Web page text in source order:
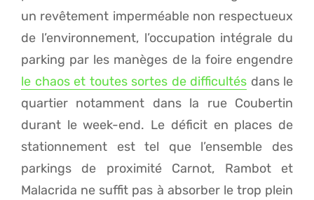
un revêtement imperméable non respectueux
de l’environnement, l’occupation intégrale du
parking par les manèges de la foire engendre
le chaos et toutes sortes de difficultés dans le
quartier notamment dans la rue Coubertin
durant le week-end. Le déficit en places de
stationnement est tel que l’ensemble des
parkings de proximité Carnot, Rambot et
Malacrida ne suffit pas à absorber le trop plein